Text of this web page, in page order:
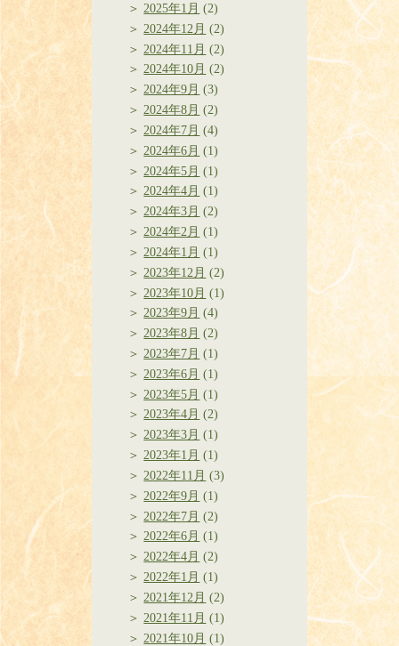
2025年1月 (2)
2024年12月 (2)
2024年11月 (2)
2024年10月 (2)
2024年9月 (3)
2024年8月 (2)
2024年7月 (4)
2024年6月 (1)
2024年5月 (1)
2024年4月 (1)
2024年3月 (2)
2024年2月 (1)
2024年1月 (1)
2023年12月 (2)
2023年10月 (1)
2023年9月 (4)
2023年8月 (2)
2023年7月 (1)
2023年6月 (1)
2023年5月 (1)
2023年4月 (2)
2023年3月 (1)
2023年1月 (1)
2022年11月 (3)
2022年9月 (1)
2022年7月 (2)
2022年6月 (1)
2022年4月 (2)
2022年1月 (1)
2021年12月 (2)
2021年11月 (1)
2021年10月 (1)